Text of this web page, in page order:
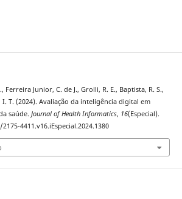
Ferreira Junior, C. de J., Grolli, R. E., Baptista, R. S.,
I. T. (2024). Avaliação da inteligência digital em
saúde. Journal of Health Informatics, 16(Especial).
4411.v16.iEspecial.2024.1380